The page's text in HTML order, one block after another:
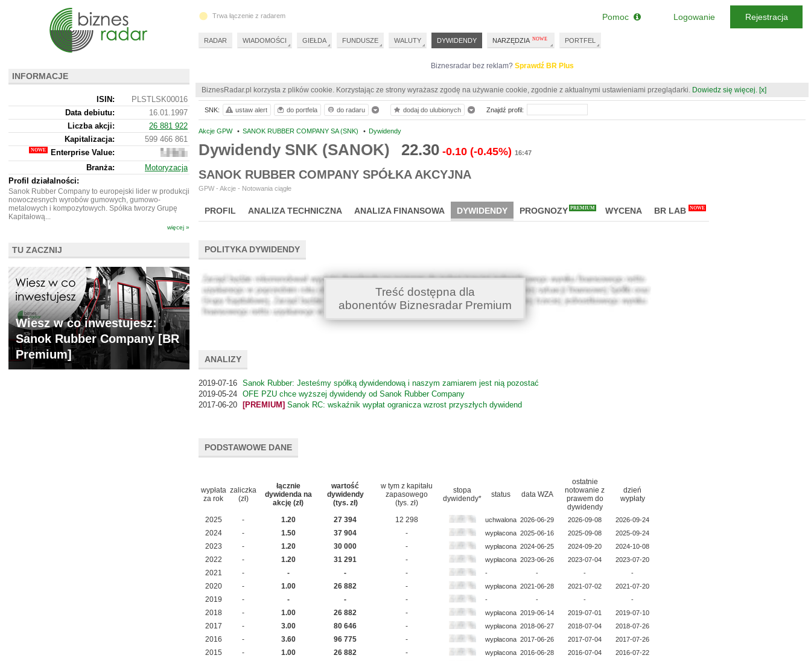
Biznesradar bez reklam? Sprawdź BR Plus
BiznesRadar.pl korzysta z plików cookie. Korzystając ze strony wyrażasz zgodę na używanie cookie, zgodnie z aktualnymi ustawieniami przeglądarki. Dowiedz się więcej. [x]
Akcje GPW • SANOK RUBBER COMPANY SA (SNK) • Dywidendy
Dywidendy SNK (SANOK) 22.30 -0.10 (-0.45%) 16:47
SANOK RUBBER COMPANY SPÓŁKA AKCYJNA
GPW - Akcje - Notowania ciągłe
PROFIL ANALIZA TECHNICZNA ANALIZA FINANSOWA DYWIDENDY PROGNOZY PREMIUM WYCENA BR LAB NOWE
POLITYKA DYWIDENDY
Treść dostępna dla
abonentów Biznesradar Premium
ANALIZY
2019-07-16 Sanok Rubber: Jesteśmy spółką dywidendową i naszym zamiarem jest nią pozostać
2019-05-24 OFE PZU chce wyższej dywidendy od Sanok Rubber Company
2017-06-20
[PREMIUM] Sanok RC: wskaźnik wypłat ogranicza wzrost przyszłych dywidend
PODSTAWOWE DANE
wypłata
za rok
zaliczka
(zł)
łącznie
dywidenda na
akcję (zł)
wartość
dywidendy
(tys. zł)
w tym z kapitału
zapasowego
(tys. zł)
stopa
dywidendy*
status data WZA
ostatnie
notowanie z
prawem do
dywidendy
dzień
wypłaty
2025 - 1.20 27 394 12 298 uchwalona 2026-06-29 2026-09-08 2026-09-24
2024 - 1.50 37 904 - wypłacona 2025-06-16 2025-09-08 2025-09-24
2023 - 1.20 30 000 - wypłacona 2024-06-25 2024-09-20 2024-10-08
2022 - 1.20 31 291 - wypłacona 2023-06-26 2023-07-04 2023-07-20
2021 - - - - - - - -
2020 - 1.00 26 882 - wypłacona 2021-06-28 2021-07-02 2021-07-20
2019 - - - - - - - -
2018 - 1.00 26 882 - wypłacona 2019-06-14 2019-07-01 2019-07-10
2017 - 3.00 80 646 - wypłacona 2018-06-27 2018-07-04 2018-07-26
2016 - 3.60 96 775 - wypłacona 2017-06-26 2017-07-04 2017-07-26
2015 - 1.00 26 882 - wypłacona 2016-06-28 2016-07-04 2016-07-22
SNK: ustaw alert do portfela do radaru dodaj do ulubionych Znajdź profil:
INFORMACJE
ISIN:
PLSTLSK00016
Data debiutu:
16.01.1997
Liczba akcji:
26 881 922
Kapitalizacja:
599 466 861
Enterprise Value:
776
472
861
Branża:
Motoryzacja
Profil działalności:
Sanok Rubber Company to europejski lider w produkcji
nowoczesnych wyrobów gumowych, gumowo-
metalowych i kompozytowych. Spółka tworzy Grupę
Kapitałową...
więcej »
TU ZACZNIJ
Wiesz w co inwestujesz:
Sanok Rubber Company [BR
Premium]
Trwa łączenie z radarem
RADAR WIADOMOŚCI GIEŁDA FUNDUSZE WALUTY DYWIDENDY NARZĘDZIA PORTFEL
Pomoc Logowanie Rejestracja